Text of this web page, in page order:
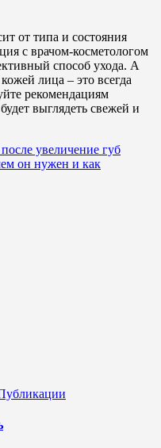
от типа и состояния
с врачом-косметологом
способ ухода. А
лица – это всегда
рекомендациям
выглядеть свежей и
увеличение губ
он нужен и как